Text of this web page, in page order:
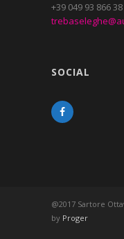
+39 049 93 866 38
SOCIAL
@2017 Sartore
by Proger